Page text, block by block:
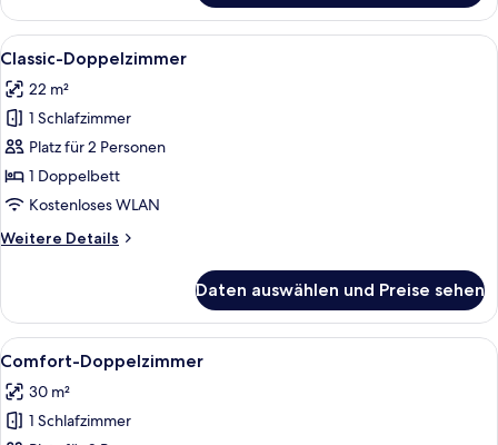
Alle
Fotos
für
Classic-
Doppelzimmer
anzeigen
Ein Hotelzimmer mit Bett,
1
Classic-Doppelzimmer
22 m²
1 Schlafzimmer
Platz für 2 Personen
1 Doppelbett
Kostenloses WLAN
Weitere Details
Weitere
Doppelzimmer
Daten auswählen und Preise sehen
Alle
Fotos
für
Comfort-
Ein Hotelzimmer mit einem
1
Comfort-Doppelzimmer
30 m²
1 Schlafzimmer